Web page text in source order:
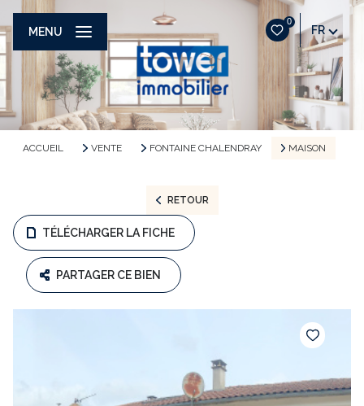
0
FR
MENU
ACCUEIL VENTE FONTAINE CHALENDRAY MAISON
RETOUR
TÉLÉCHARGER LA FICHE
PARTAGER CE BIEN